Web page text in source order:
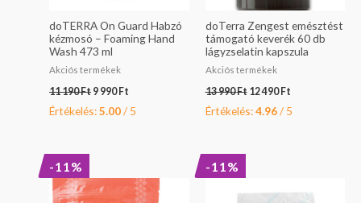
doTERRA On Guard Habzó
kézmosó – Foaming Hand
Wash 473 ml
Akciós termékek
11 190Ft 9 990Ft
Értékelés:5.00/ 5
doTerra Zengest emésztést
támogató keverék 60 db
lágyzselatin kapszula
Akciós termékek
13 990Ft 12 490Ft
Értékelés:4.96/ 5
-11%
was:
7
7
-11%
10